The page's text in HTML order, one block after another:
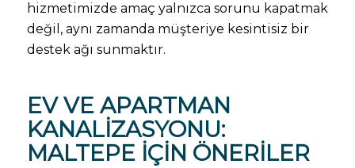
hizmetimizde amaç yalnızca sorunu kapatmak
değil, aynı zamanda müşteriye kesintisiz bir
destek ağı sunmaktır.
EV VE APARTMAN
KANALIZASYONU:
MALTEPE İÇIN ÖNERILER